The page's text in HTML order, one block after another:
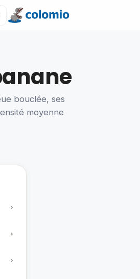
bouclée, ses
moyenne
›
›
›